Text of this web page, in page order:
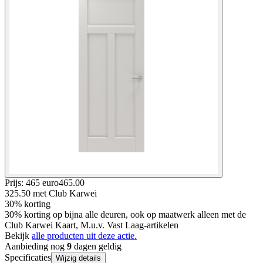
Prijs: 465 euro465.00
325.50 met Club Karwei
30% korting
30% korting op bijna alle deuren, ook op maatwerk alleen met de
Club Karwei Kaart, M.u.v. Vast Laag-artikelen
Bekijk alle producten uit deze actie.
Aanbieding nog 9 dagen geldig
Specificaties Wijzig details